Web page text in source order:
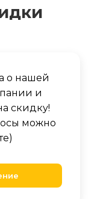
о нашей
и
скидку!
можно